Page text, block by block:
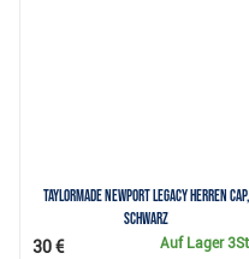
TaylorMade Newport Legacy Herren Cap,
schwarz
Auf Lager
30 €